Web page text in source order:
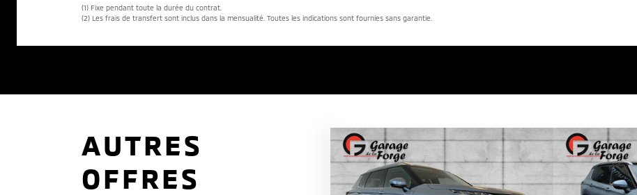
(1) Fixe pendant toute la durée du contrat.
(2) Les frais de transfert sont inclus dans la mensualité. Toutes les indications sont fournies sans garantie.
AUTRES
OFFRES